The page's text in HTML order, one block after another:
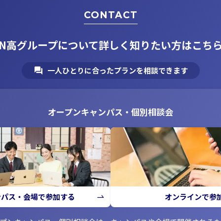
CONTACT
高グループについて詳しく知りたい方はこち
一人ひとりに合ったプランを相談できます
オープンキャンパス・個別相談会
ス・会場で参加する オンラインで参